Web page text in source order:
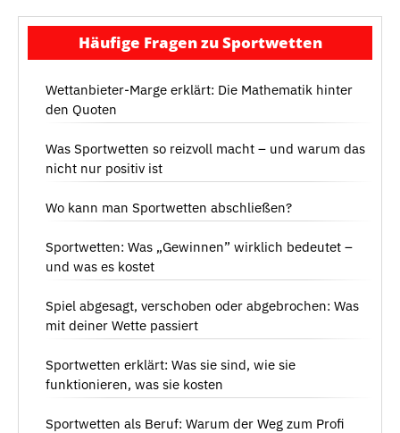
Häufige Fragen zu Sportwetten
Wettanbieter-Marge erklärt: Die Mathematik hinter
den Quoten
Was Sportwetten so reizvoll macht – und warum das
nicht nur positiv ist
Wo kann man Sportwetten abschließen?
Sportwetten: Was „Gewinnen” wirklich bedeutet –
und was es kostet
Spiel abgesagt, verschoben oder abgebrochen: Was
mit deiner Wette passiert
Sportwetten erklärt: Was sie sind, wie sie
funktionieren, was sie kosten
Sportwetten als Beruf: Warum der Weg zum Profi